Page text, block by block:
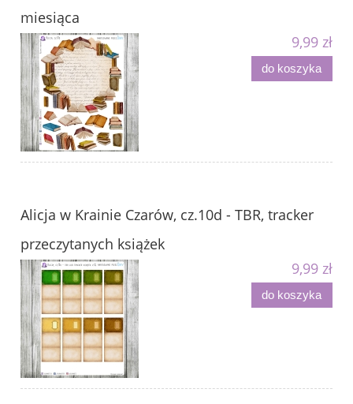
miesiąca
9,99 zł
do koszyka
Alicja w Krainie Czarów, cz.10d - TBR, tracker
przeczytanych książek
9,99 zł
do koszyka